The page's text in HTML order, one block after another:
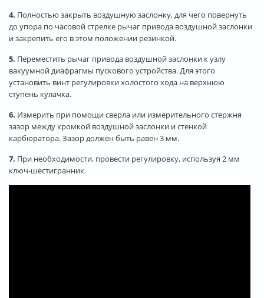
4. Полностью закрыть воздушную заслонку, для чего повернуть
до упора по часовой стрелке рычаг привода воздушной заслонки
и закрепить его в этом положении резинкой.
5. Переместить рычаг привода воздушной заслонки к узлу
вакуумной диафрагмы пускового устройства. Для этого
установить винт регулировки холостого хода на верхнюю
ступень кулачка.
6. Измерить при помощи сверла или измерительного стержня
зазор между кромкой воздушной заслонки и стенкой
карбюратора. Зазор должен быть равен 3 мм.
7. При необходимости, провести регулировку, используя 2 мм
ключ-шестигранник.